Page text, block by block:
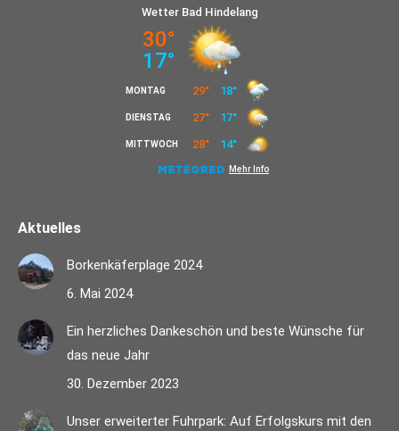
Aktuelles
Borkenkäferplage 2024
6. Mai 2024
Ein herzliches Dankeschön und beste Wünsche für
das neue Jahr
30. Dezember 2023
Unser erweiterter Fuhrpark: Auf Erfolgskurs mit den